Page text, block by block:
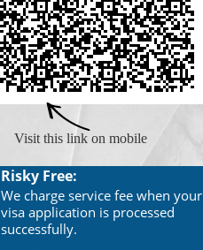
Visit this link on mobile
Risky Free:
We charge service fee when your
visa application is processed
successfully.